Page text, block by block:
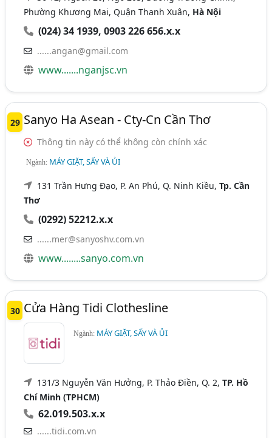
Phường Khương Mai, Quận Thanh Xuân, Hà Nội
(024) 34 1939, 0903 226 656.x.x
......angan@gmail.com
www.......nganjsc.vn
29 Sanyo Ha Asean - Cty-Cn Cần Thơ
Thông tin này có thể không còn chính xác
Ngành: MÁY GIẶT, SẤY VÀ ỦI
131 Trần Hưng Đạo, P. An Phú, Q. Ninh Kiều,Tp. Cần
Thơ
(0292) 52212.x.x
......mer@sanyoshv.com.vn
www........sanyo.com.vn
30 Cửa Hàng Tidi Clothesline
Ngành: MÁY GIẶT, SẤY VÀ ỦI
131/3 Nguyễn Văn Hưởng, P. Thảo Điền, Q. 2,TP. Hồ
Chí Minh (TPHCM)
62.019.503.x.x
......tidi.com.vn